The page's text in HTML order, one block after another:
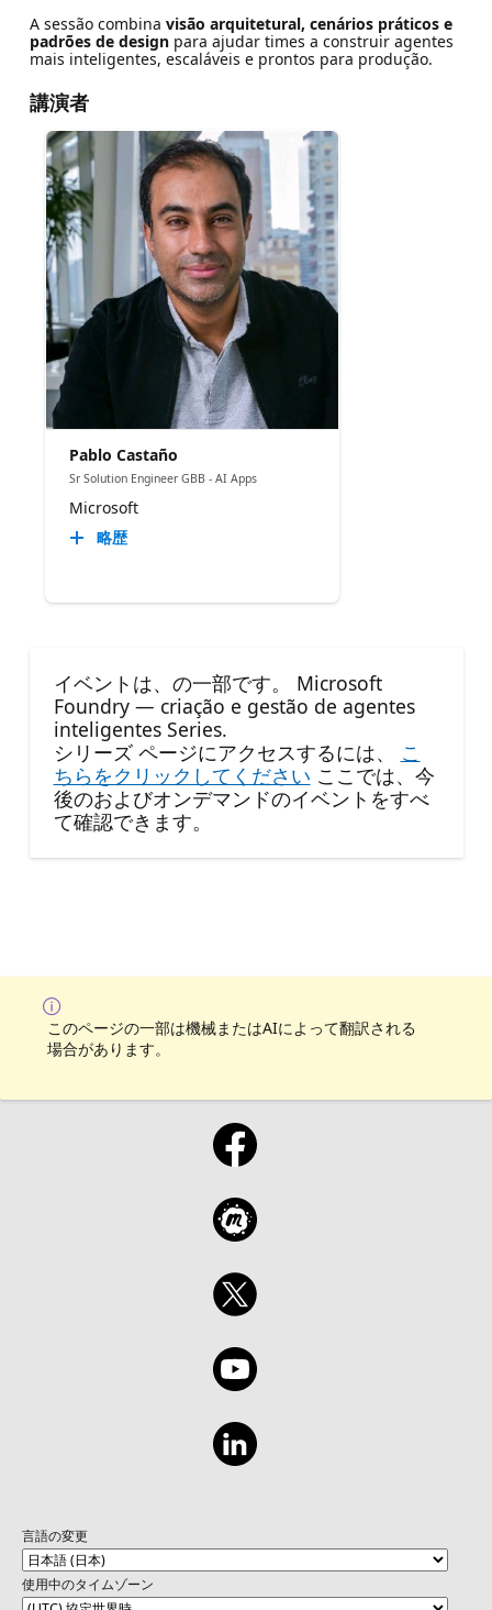
A sessão combina visão arquitetural, cenários práticos e
padrões de designpara ajudar times a construir agentes
mais inteligentes, escaláveis e prontos para produção.
講演者
Pablo Castaño
Sr Solution Engineer GBB - AI Apps
Microsoft
略歴
イベントは、の一部です。 Microsoft
Foundry — criação e gestão de agentes
inteligentes Series.
シリーズ ページにアクセスするには、
こ
ちらをクリックしてください ここでは、今
後のおよびオンデマンドのイベントをすべ
て確認できます。
このページの一部は機械またはAIによって翻訳される
場合があります。
言語の変更
使用中のタイムゾーン